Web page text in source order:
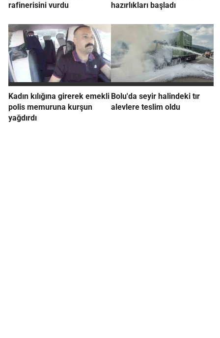
rafinerisini vurdu
hazırlıkları başladı
Kadın kılığına girerek emekli
polis memuruna kurşun
yağdırdı
Bolu'da seyir halindeki tır
alevlere teslim oldu